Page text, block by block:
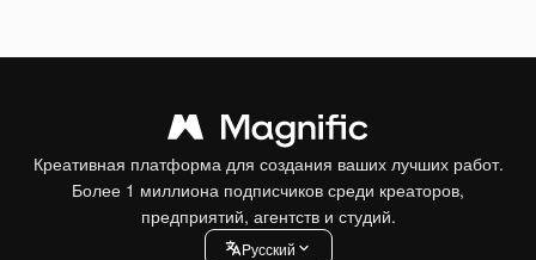
Креативная платформа для создания ваших лучших работ.
Более 1 миллиона подписчиков среди креаторов,
предприятий, агентств и студий.
Pусский